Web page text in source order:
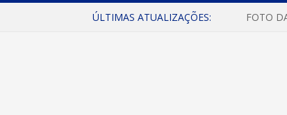
ÚLTIMAS ATUALIZAÇÕES: FOTO